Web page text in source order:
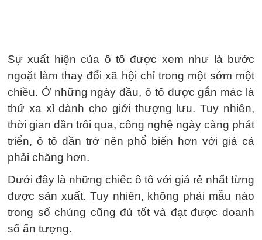
Sự xuất hiện của ô tô được xem như là bước
ngoặt làm thay đổi xã hội chỉ trong một sớm một
chiều. Ở những ngày đầu, ô tô được gắn mác là
thứ xa xỉ dành cho giới thượng lưu. Tuy nhiên,
thời gian dần trôi qua, công nghệ ngày càng phát
triển, ô tô dần trở nên phổ biến hơn với giá cả
phải chăng hơn.
Dưới đây là những chiếc ô tô với giá rẻ nhất từng
được sản xuất. Tuy nhiên, không phải mẫu nào
trong số chúng cũng đủ tốt và đạt được doanh
số ấn tượng.